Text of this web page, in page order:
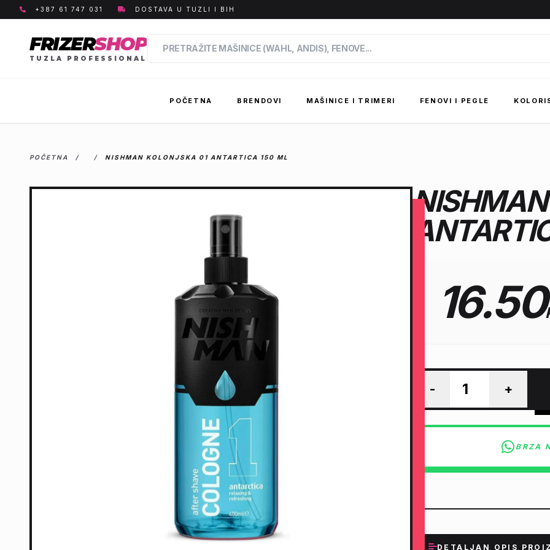
+387 61 747 031 DOSTAVA U TUZLI I BIH
FRIZERSHOP
TUZLA PROFESSIONAL
POČETNA BRENDOVI MAŠINICE I TRIMERI FENOVI I PEGLE
POČETNA / / NISHMAN KOLONJSKA 01 ANTARTICA 150 ML
16.50
- +
BRZA
DETALJAN OPIS